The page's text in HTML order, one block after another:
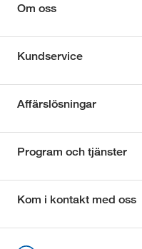
Om oss
Kundservice
Affärslösningar
Program och tjänster
Kom i kontakt med oss